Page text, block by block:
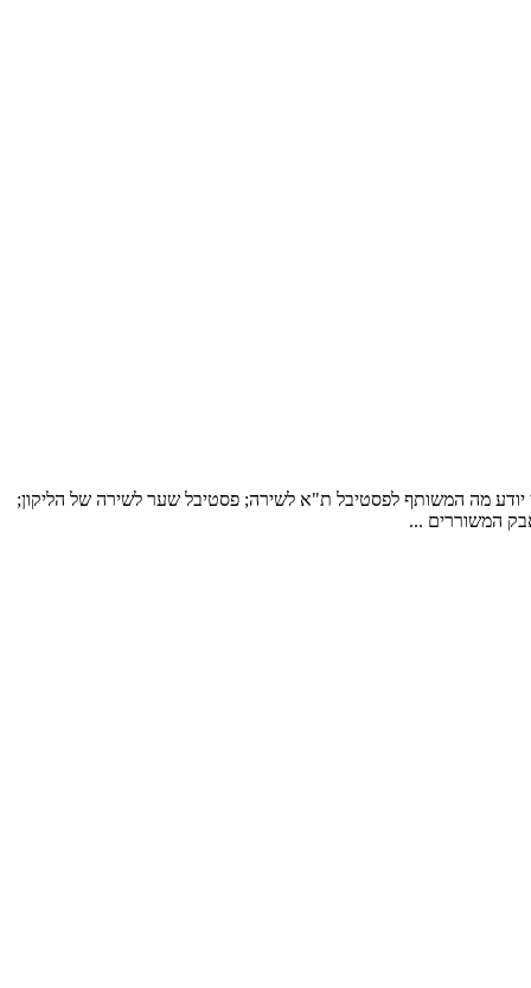
מה המשותף לפסטיבל ת"א לשירה; פסטיבל שער לשירה של הליקון;
המשוררים ...